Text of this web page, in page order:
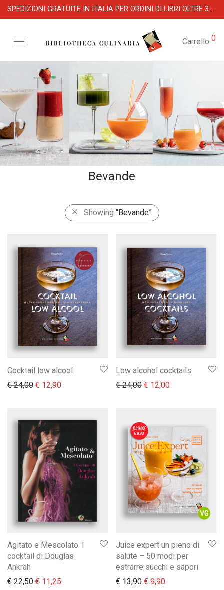
SPEDIZIONI GRATUITE IN ITALIA PER ORDINI DI LIBRI OLTRE 39 €
Carrello 0
Bevande
Showing “Bevande”
Cocktail low alcool
€24,00 Il prezzo originale era: € 24,00.
€ 12,90Il prezzo attuale è: € 12,90.
Low alcohol cocktails
€24,00 Il prezzo originale era:
€ 12,00Il prezzo
Agitato e Mescolato. I
cocktail di Douglas
Ankrah
€22,50 Il prezzo originale era: € 22,50.
€ 11,25 Il prezzo attuale è: € 11,25.
Juice expert un pieno di
salute – 50 modi per
estrarre succhi e sapori
€13,90 Il prezzo originale era:
€ 9,90Il prezzo attuale